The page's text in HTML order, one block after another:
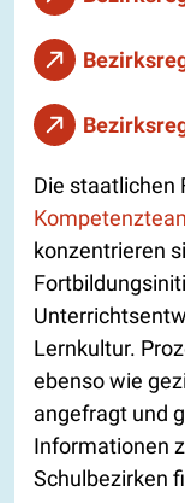
Die staatlichen
konzentrieren
Lernkultur.
ebenso wie
angefragt und
Informationen
Schulbezirken